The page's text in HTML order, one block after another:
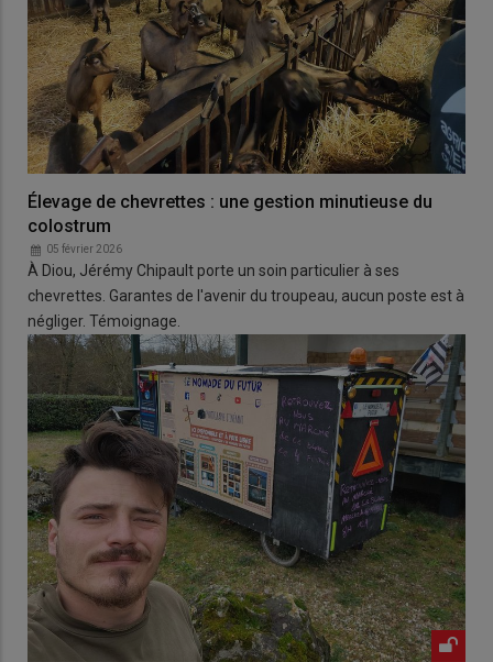
Élevage de chevrettes : une gestion minutieuse du
colostrum
05 février 2026
À Diou, Jérémy Chipault porte un soin particulier à ses
chevrettes. Garantes de l'avenir du troupeau, aucun poste est à
négliger. Témoignage.